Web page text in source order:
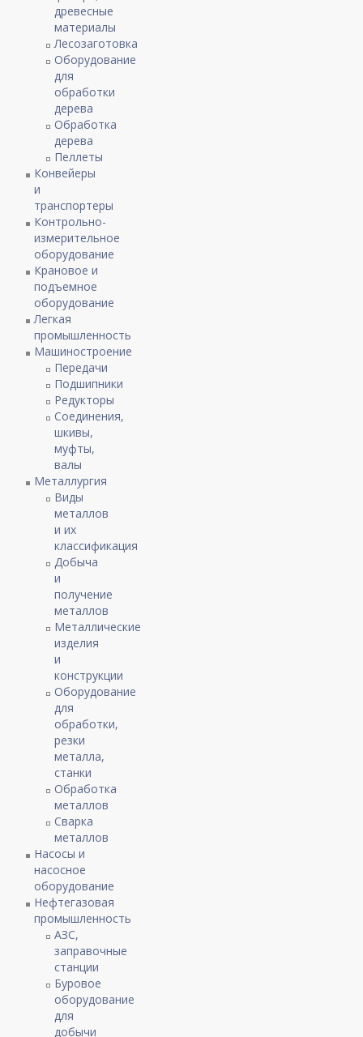
древесные
материалы
Лесозаготовка
Оборудование
для
обработки
дерева
Обработка
дерева
Пеллеты
Конвейеры
и
транспортеры
Контрольно-
измерительное
оборудование
Крановое и
подъемное
оборудование
Легкая
промышленность
Машиностроение
Передачи
Подшипники
Редукторы
Соединения,
шкивы,
муфты,
валы
Металлургия
Виды
металлов
и их
классификация
Добыча
и
получение
металлов
Металлические
изделия
и
конструкции
Оборудование
для
обработки,
резки
металла,
станки
Обработка
металлов
Сварка
металлов
Насосы и
насосное
оборудование
Нефтегазовая
промышленность
АЗС,
заправочные
станции
Буровое
оборудование
для
добычи